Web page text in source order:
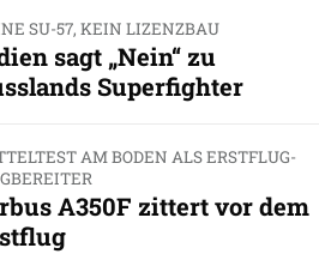
SU-57, KEIN LIZENZBAU
sagt „Nein“ zu
Superfighter
AM BODEN ALS ERSTFLUG-
A350F zittert vor dem